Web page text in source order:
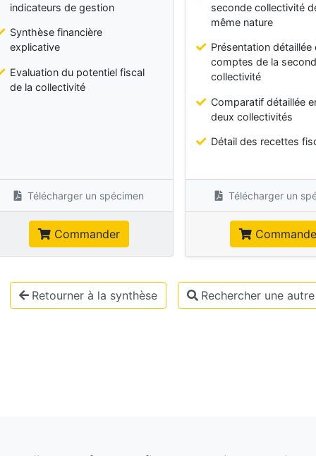
indicateurs de gestion
Synthèse financière
explicative
Evaluation du potentiel fiscal
de la collectivité
Télécharger un spécimen
Commander
seconde collectivité
même nature
Présentation détaillée
comptes de la
collectivité
Comparatif détaillée
deux collectivités
Détail des recettes
Télécharger un
Retourner à la synthèse Rechercher une